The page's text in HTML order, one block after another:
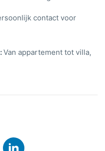
contact voor
Van appartement tot villa,